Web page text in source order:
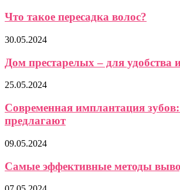
Что такое пересадка волос?
30.05.2024
Дом престарелых – для удобства
25.05.2024
Современная имплантация
предлагают
09.05.2024
Самые эффективные методы